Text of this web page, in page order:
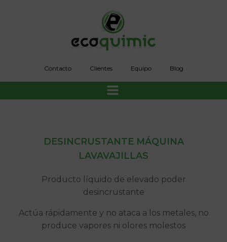
al
contenido
Contacto Clientes Equipo Blog
DESINCRUSTANTE MÁQUINA
LAVAVAJILLAS
Producto líquido de elevado poder
desincrustante
Actúa rápidamente y no ataca a los metales, no
produce vapores ni olores molestos